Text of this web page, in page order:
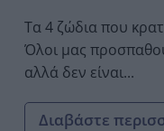
Τα 4 ζώδια που
Όλοι μας
αλλά δεν είναι...
Διαβάστε